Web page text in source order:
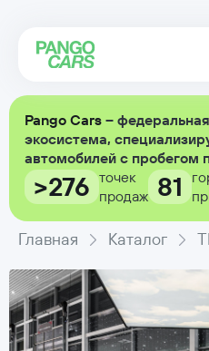
Pango Cars –
экосистема,
автомобилей с пробегом
>276 точек
продаж 81
Главная Каталог